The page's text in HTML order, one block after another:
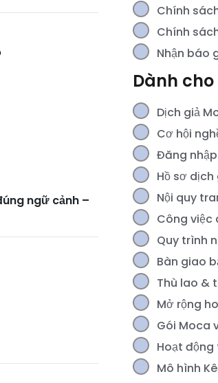
ngữ cảnh –
Chính
Chính
Nhận báo
Dành cho
Dịch giả
Cơ hội
Đăng nhập
Hồ sơ dịch
Nội quy
Công việc
Quy trình
Bàn giao
Thù lao &
Mở rộng
Gói Moca
Hoạt động
Mô hình
[For